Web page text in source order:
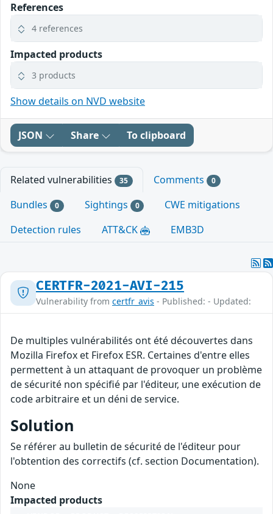
References
4 references
Impacted products
3 products
Show details on NVD website
JSON Share To clipboard
Related vulnerabilities 35 Comments 0
Bundles 0 Sightings 0
CWE mitigations
Detection rules
ATT&CK EMB3D
CERTFR-2021-AVI-215
Vulnerability from certfr_avis - Published: - Updated:
De multiples vulnérabilités ont été découvertes dans
Mozilla Firefox et Firefox ESR. Certaines d'entre elles
permettent à un attaquant de provoquer un problème
de sécurité non spécifié par l'éditeur, une exécution de
code arbitraire et un déni de service.
Solution
Se référer au bulletin de sécurité de l'éditeur pour
l'obtention des correctifs (cf. section Documentation).
None
Impacted products